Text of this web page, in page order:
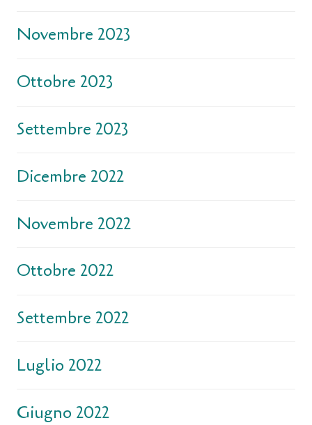
Novembre 2023
Ottobre 2023
Settembre 2023
Dicembre 2022
Novembre 2022
Ottobre 2022
Settembre 2022
Luglio 2022
Giugno 2022